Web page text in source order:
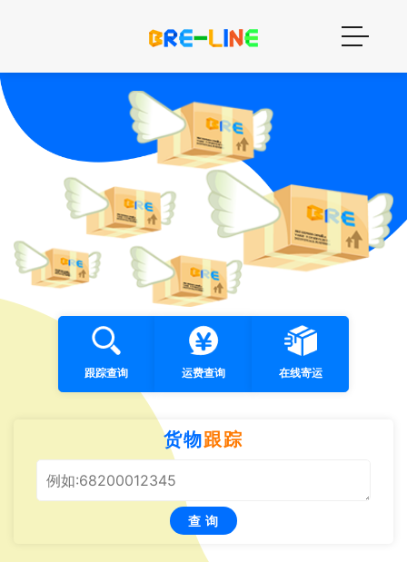
跟踪查询 运费查询 在线寄运
货物跟踪
查 询